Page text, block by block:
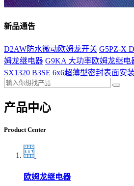
新品通告
D2AW防水微动欧姆龙开关 G5PZ-X
姆龙继电器 G9KA 大功率欧姆龙继电
SX1320 B3SE 6x6超薄型密封表面安
产品中心
Product Center
欧姆龙继电器